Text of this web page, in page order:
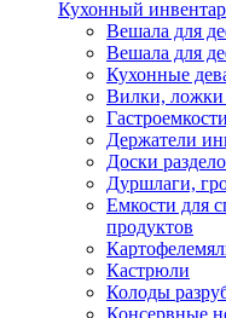
Кухонный
Вешала для
Вешала для
Кухонные
Вилки, ложки
Гастроемкости
Держатели
Доски
Дуршлаги,
Емкости для
продуктов
Кастрюли
Колоды
Консервные